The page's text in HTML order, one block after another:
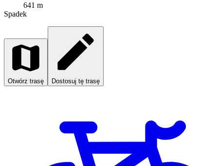
641 m
Spadek
Otwórz trasę Dostosuj tę trasę